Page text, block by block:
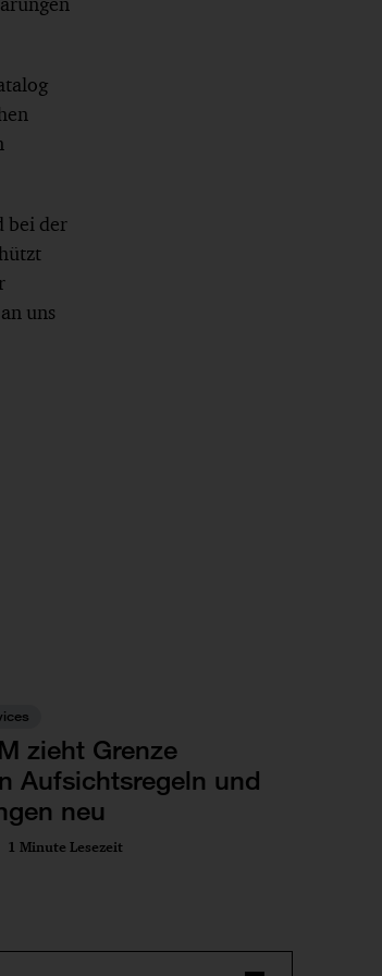
bei der
uns
zieht Grenze
Aufsichtsregeln und
neu
1 Minute Lesezeit